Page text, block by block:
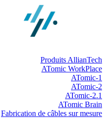
Produits AllianTech
ATomic WorkPlace
ATomic-1
ATomic-2
ATomic-2.1
ATomic Brain
Fabrication de câbles sur mesure